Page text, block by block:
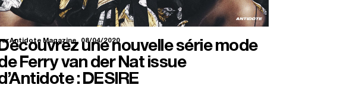
Antidote Magazine. 08/04/2020
une nouvelle série mode
Ferry van der Nat issue
: DESIRE